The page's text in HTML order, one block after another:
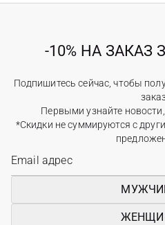
-10% НА
Подпишитесь сейчас, чтобы
Первыми узнайте
*Скидки не суммируются с